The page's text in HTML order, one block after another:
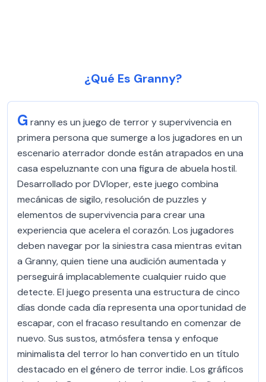
¿Qué Es Granny?
G ranny es un juego de terror y supervivencia en
primera persona que sumerge a los jugadores en un
escenario aterrador donde están atrapados en una
casa espeluznante con una figura de abuela hostil.
Desarrollado por DVloper, este juego combina
mecánicas de sigilo, resolución de puzzles y
elementos de supervivencia para crear una
experiencia que acelera el corazón. Los jugadores
deben navegar por la siniestra casa mientras evitan
a Granny, quien tiene una audición aumentada y
perseguirá implacablemente cualquier ruido que
detecte. El juego presenta una estructura de cinco
días donde cada día representa una oportunidad de
escapar, con el fracaso resultando en comenzar de
nuevo. Sus sustos, atmósfera tensa y enfoque
minimalista del terror lo han convertido en un título
destacado en el género de terror indie. Los gráficos